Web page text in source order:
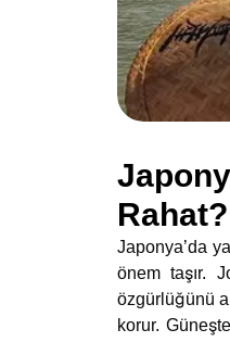
Rahat?
Japonya’da
önem taşır.
özgürlüğünü
korur.